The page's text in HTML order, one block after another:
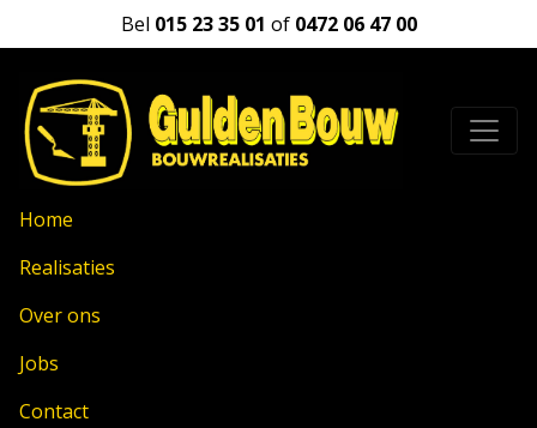
Bel 015 23 35 01 of 0472 06 47 00
Home
Realisaties
Over ons
Jobs
Contact